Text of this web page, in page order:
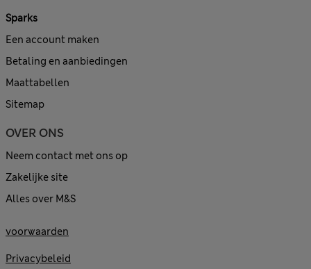
Sparks
Een account maken
Betaling en aanbiedingen
Maattabellen
Sitemap
OVER ONS
Neem contact met ons op
Zakelijke site
Alles over M&S
voorwaarden
Privacybeleid